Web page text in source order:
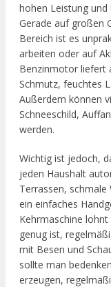
hohen Leistung
Gerade auf großen
Bereich ist es
arbeiten oder auf
Benzinmotor liefert
Schmutz, feuchtes
Außerdem können
Schneeschild,
werden.
Wichtig ist jedoch,
jeden Haushalt
Terrassen, schmale
ein einfaches
Kehrmaschine
genug ist,
mit Besen und
sollte man
erzeugen,